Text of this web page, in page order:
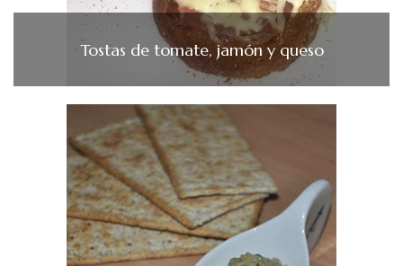
Tostas de tomate, jamón y queso